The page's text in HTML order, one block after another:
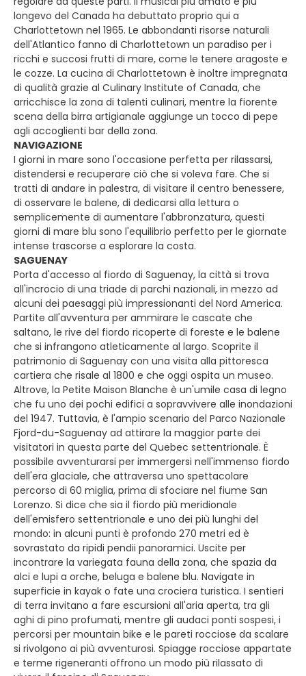
longevo del Canada ha debuttato proprio qui a
Charlottetown nel 1965. Le abbondanti risorse naturali
dell'Atlantico fanno di Charlottetown un paradiso per i
ricchi e succosi frutti di mare, come le tenere aragoste e
le cozze. La cucina di Charlottetown è inoltre impregnata
di qualità grazie al Culinary Institute of Canada, che
arricchisce la zona di talenti culinari, mentre la fiorente
scena della birra artigianale aggiunge un tocco di pepe
agli accoglienti bar della zona.
NAVIGAZIONE
I giorni in mare sono l'occasione perfetta per rilassarsi,
distendersi e recuperare ciò che si voleva fare. Che si
tratti di andare in palestra, di visitare il centro benessere,
di osservare le balene, di dedicarsi alla lettura o
semplicemente di aumentare l'abbronzatura, questi
giorni di mare blu sono l'equilibrio perfetto per le giornate
intense trascorse a esplorare la costa.
SAGUENAY
Porta d'accesso al fiordo di Saguenay, la città si trova
all'incrocio di una triade di parchi nazionali, in mezzo ad
alcuni dei paesaggi più impressionanti del Nord America.
Partite all'avventura per ammirare le cascate che
saltano, le rive del fiordo ricoperte di foreste e le balene
che si infrangono atleticamente al largo. Scoprite il
patrimonio di Saguenay con una visita alla pittoresca
cartiera che risale al 1800 e che oggi ospita un museo.
Altrove, la Petite Maison Blanche è un'umile casa di legno
che fu uno dei pochi edifici a sopravvivere alle inondazioni
del 1947. Tuttavia, è l'ampio scenario del Parco Nazionale
Fjord-du-Saguenay ad attirare la maggior parte dei
visitatori in questa parte del Quebec settentrionale. È
possibile avventurarsi per immergersi nell'immenso fiordo
dell'era glaciale, che attraversa uno spettacolare
percorso di 60 miglia, prima di sfociare nel fiume San
Lorenzo. Si dice che sia il fiordo più meridionale
dell'emisfero settentrionale e uno dei più lunghi del
mondo: in alcuni punti è profondo 270 metri ed è
sovrastato da ripidi pendii panoramici. Uscite per
incontrare la variegata fauna della zona, che spazia da
alci e lupi a orche, beluga e balene blu. Navigate in
superficie in kayak o fate una crociera turistica. I sentieri
di terra invitano a fare escursioni all'aria aperta, tra gli
aghi di pino profumati, mentre gli audaci ponti sospesi, i
percorsi per mountain bike e le pareti rocciose da scalare
si rivolgono ai più avventurosi. Spiagge rocciose appartate
e terme rigeneranti offrono un modo più rilassato di